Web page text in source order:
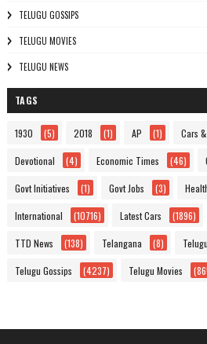
TELUGU GOSSIPS
TELUGU MOVIES
TELUGU NEWS
TAGS
1930 (5) 2018 (1) AP (1) Cars
Devotional (4) Economic Times (46)
Govt Initiatives (1) Govt Jobs (3)
International (10716) Latest Cars (1896)
TTD News (138) Telangana (8) Telugu
Telugu Gossips (4237) Telugu Movies